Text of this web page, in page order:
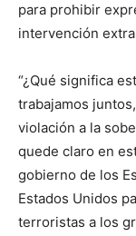
para prohibir
intervención
“¿Qué significa
trabajamos
violación a la
quede claro en
gobierno de los
Estados Unidos
terroristas a los